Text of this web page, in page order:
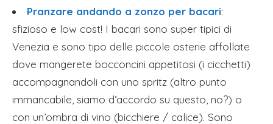
Pranzare andando a zonzo per bacari:
sfizioso e low cost! I bacari sono super tipici di
Venezia e sono tipo delle piccole osterie affollate
dove mangerete bocconcini appetitosi (i cicchetti)
accompagnandoli con uno spritz (altro punto
immancabile, siamo d’accordo su questo, no?) o
con un’ombra di vino (bicchiere / calice). Sono